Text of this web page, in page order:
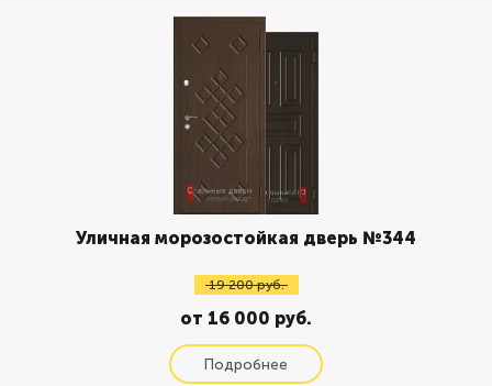
Уличная морозостойкая дверь №344
19 200 руб.
от 16 000 руб.